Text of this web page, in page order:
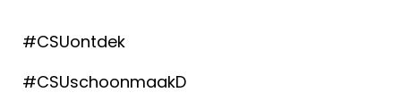
#CSUontdek
#CSUschoonmaakD